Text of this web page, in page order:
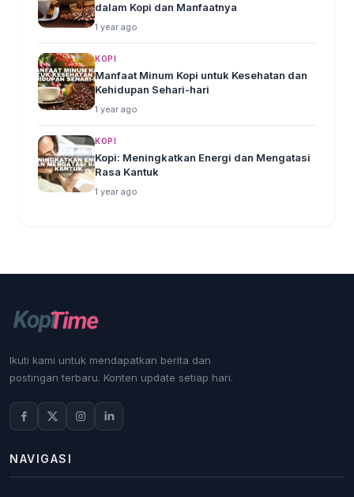
dalam Kopi dan Manfaatnya
1 year ago
KOPI
Manfaat Minum Kopi untuk Kesehatan dan
Kehidupan Sehari-hari
1 year ago
KOPI
Kopi: Meningkatkan Energi dan Mengatasi
Rasa Kantuk
1 year ago
Ikuti kami untuk mendapatkan berita dan
postingan terbaru. Konten update setiap hari.
NAVIGASI